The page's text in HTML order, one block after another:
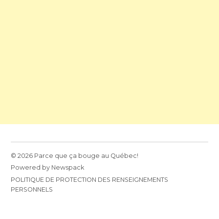
© 2026 Parce que ça bouge au Québec!
Powered by Newspack
POLITIQUE DE PROTECTION DES RENSEIGNEMENTS
PERSONNELS